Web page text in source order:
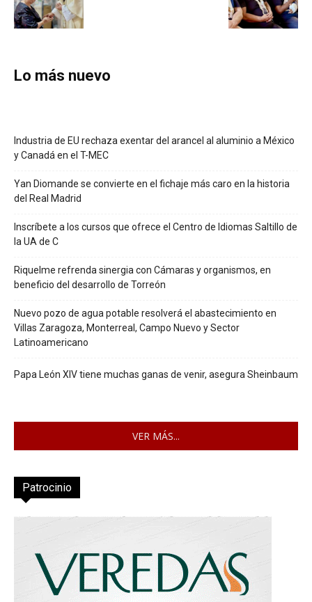
Lo más nuevo
Industria de EU rechaza exentar del arancel al aluminio a México
y Canadá en el T-MEC
Yan Diomande se convierte en el fichaje más caro en la historia
del Real Madrid
Inscríbete a los cursos que ofrece el Centro de Idiomas Saltillo de
la UA de C
Riquelme refrenda sinergia con Cámaras y organismos, en
beneficio del desarrollo de Torreón
Nuevo pozo de agua potable resolverá el abastecimiento en
Villas Zaragoza, Monterreal, Campo Nuevo y Sector
Latinoamericano
Papa León XIV tiene muchas ganas de venir, asegura Sheinbaum
VER MÁS...
Patrocinio